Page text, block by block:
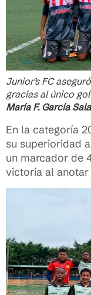
Junior’s FC
gracias al único
María F. García
En la categoría
su superioridad
un marcador de
victoria al